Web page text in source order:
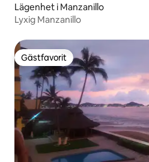
Lägenhet i Manzanillo
Lyxig Manzanillo
Gästfavorit
Gästfavorit